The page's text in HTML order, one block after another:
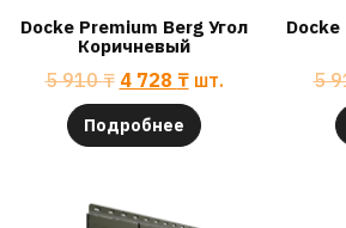
Docke Premium Berg Угол
Коричневый
5 910₸ 4 728 ₸ шт.
Подробнее
Docke
5